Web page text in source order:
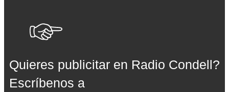
Quieres publicitar en Radio Condell?
Escríbenos a